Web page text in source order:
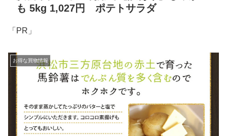
も 5kg 1,027円 ポテトサラダ
「PR」
お得な買物情報